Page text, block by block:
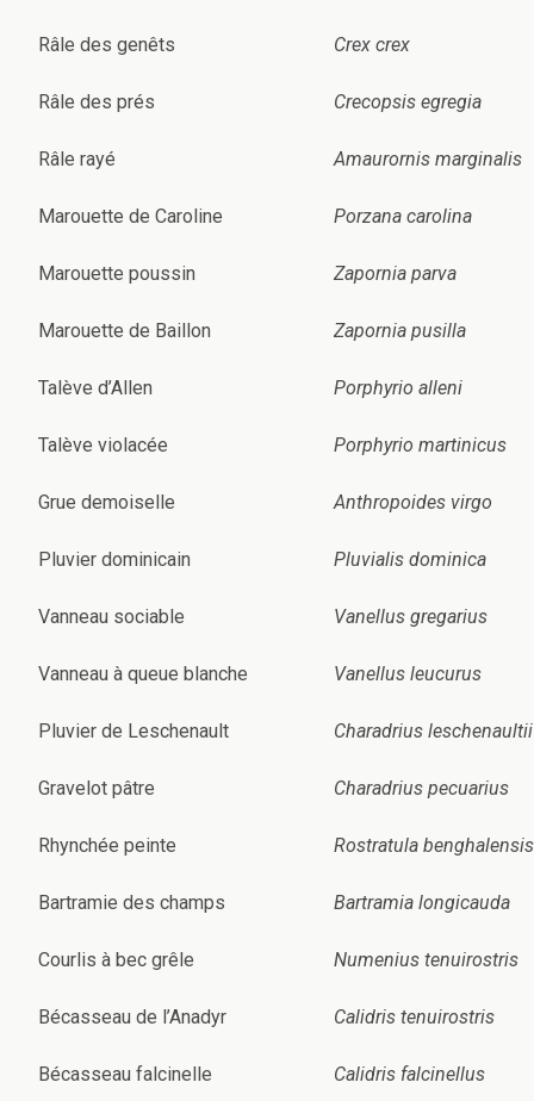
Râle des genêts Crex crex
Râle des prés Crecopsis egregia
Râle rayé Amaurornis marginalis
Marouette de Caroline Porzana carolina
Marouette poussin Zapornia parva
Marouette de Baillon Zapornia pusilla
Talève d’Allen Porphyrio alleni
Talève violacée Porphyrio martinicus
Grue demoiselle Anthropoides virgo
Pluvier dominicain Pluvialis dominica
Vanneau sociable Vanellus gregarius
Vanneau à queue blanche Vanellus leucurus
Pluvier de Leschenault Charadrius leschenaultii
Gravelot pâtre Charadrius pecuarius
Rhynchée peinte Rostratula benghalensis
Bartramie des champs Bartramia longicauda
Courlis à bec grêle Numenius tenuirostris
Bécasseau de l’Anadyr Calidris tenuirostris
Bécasseau falcinelle Calidris falcinellus